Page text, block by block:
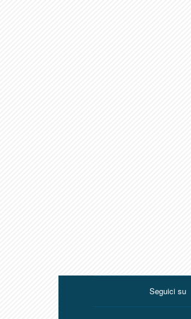
Seguici su